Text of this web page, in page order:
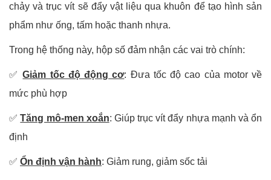
chảy và trục vít sẽ đẩy vật liệu qua khuôn để tạo hình sản
phẩm như ống, tấm hoặc thanh nhựa.
Trong hệ thống này, hộp số đảm nhận các vai trò chính:
✅Giảm tốc độ động cơ: Đưa tốc độ cao của motor về
mức phù hợp
✅Tăng mô-men xoắn: Giúp trục vít đẩy nhựa mạnh và ổn
định
✅ Ổn định vận hành: Giảm rung, giảm sốc tải